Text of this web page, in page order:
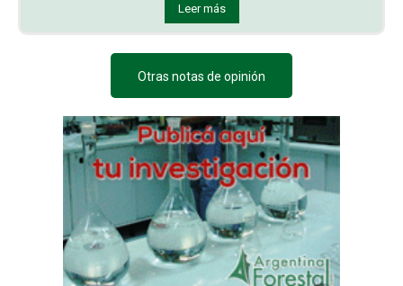
Leer más
Otras notas de opinión